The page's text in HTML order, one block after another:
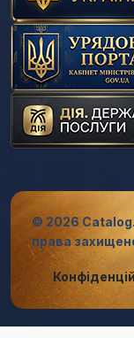
© 2026
права